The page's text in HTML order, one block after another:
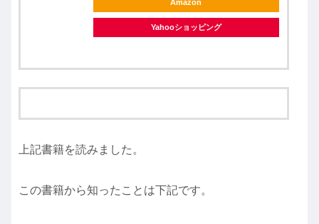
Amazon
Yahooショッピング
上記書籍を読みました。
この書籍から知ったことは下記です。